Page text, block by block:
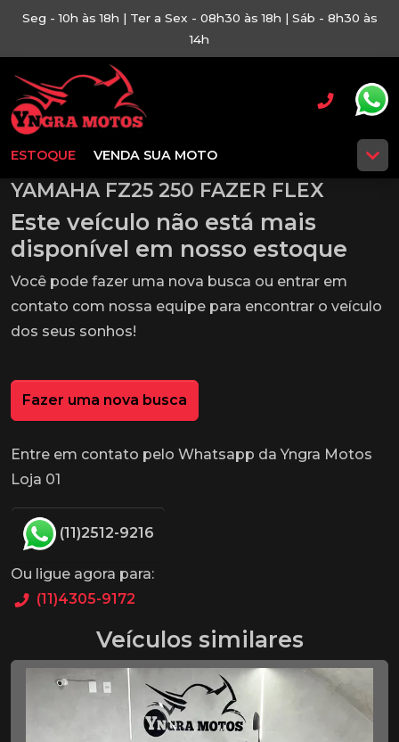
Seg - 10h às 18h | Ter a Sex - 08h30 às 18h | Sáb - 8h30 às
14h
ESTOQUE VENDA SUA MOTO
YAMAHA FZ25 250 FAZER FLEX
Este veículo não está mais
disponível em nosso estoque
Você pode fazer uma nova busca ou entrar em
contato com nossa equipe para encontrar o veículo
dos seus sonhos!
Fazer uma nova busca
Entre em contato pelo Whatsapp da Yngra Motos
Loja 01
(11)2512-9216
Ou ligue agora para:
(11)4305-9172
Veículos similares